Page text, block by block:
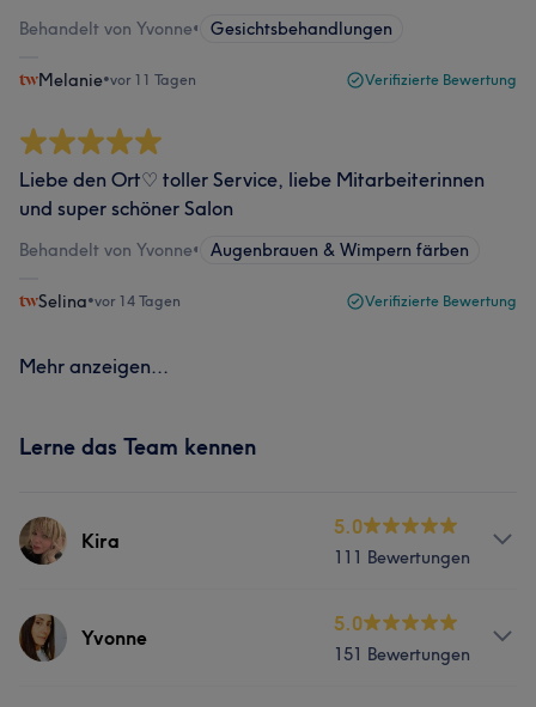
Behandelt von Yvonne• Gesichtsbehandlungen
Melanie•vor 11 Tagen Verifizierte Bewertung
Liebe den Ort♡ toller Service, liebe Mitarbeiterinnen
und super schöner Salon
Behandelt von Yvonne• Augenbrauen & Wimpern färben
Selina•vor 14 Tagen Verifizierte Bewertung
Mehr anzeigen...
Lerne das Team kennen
Kira
5.0
111 Bewertungen
Services
Yvonne
5.0
151 Bewertungen